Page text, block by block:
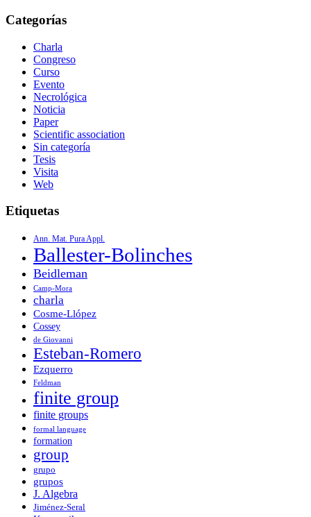
Categorías
Charla
Congreso
Curso
Evento
Necrológica
Noticia
Paper
Scientific association
Sin categoría
Tesis
Visita
Web
Etiquetas
Ann. Mat. Pura Appl.
Ballester-Bolinches
Beidleman
Camp-Mora
charla
Cosme-Llópez
Cossey
de Giovanni
Esteban-Romero
Ezquerro
Feldman
finite group
finite groups
formal language
formation
group
grupo
grupos
J. Algebra
Jiménez-Seral